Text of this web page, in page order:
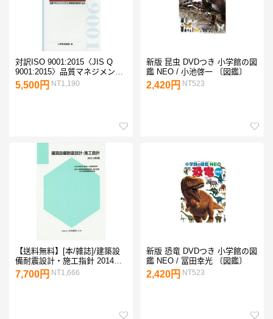
対訳ISO 9001:2015〈JIS Q
9001:2015〉品質マネジメント
の国際規格 ポケット版/品質マ
ネジメントシステム規格国内委
5,500円 NT1,190
新版 昆虫 DVDつき 小学館の図
鑑 NEO / 小池啓一 〔図鑑〕
2,420円 NT523
【送料無料】[本/雑誌]/建築設
備耐震設計・施工指針 2014年
版/建築研究所/監修 建築設備耐
震設計・施工指針2014年版編
7,700円 NT1,666
新版 恐竜 DVDつき 小学館の図
鑑 NEO / 冨田幸光 〔図鑑〕
2,420円 NT523